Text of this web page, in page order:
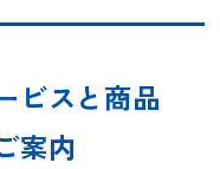
ビスと商品
案内